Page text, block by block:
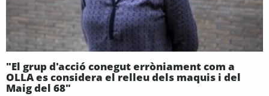
"El grup d'acció conegut erròniament com a
OLLA es considera el relleu dels maquis i del
Maig del 68"